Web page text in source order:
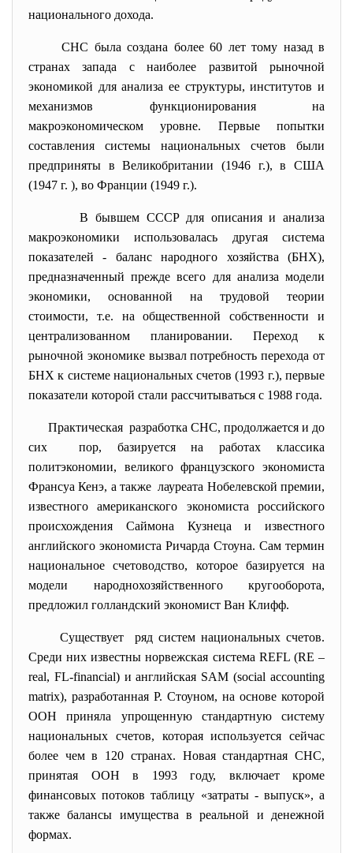
национального дохода.
СНС была создана более 60 лет тому назад в
странах запада с наиболее развитой рыночной
экономикой для анализа ее структуры, институтов и
механизмов функционирования на
макроэкономическом уровне. Первые попытки
составления системы национальных счетов были
предприняты в Великобритании (1946 г.), в США
(1947 г. ), во Франции (1949 г.).
В бывшем СССР для описания и анализа
макроэкономики использовалась другая система
показателей - баланс народного хозяйства (БНХ),
предназначенный прежде всего для анализа модели
экономики, основанной на трудовой теории
стоимости, т.е. на общественной собственности и
централизованном планировании. Переход к
рыночной экономике вызвал потребность перехода от
БНХ к системе национальных счетов (1993 г.), первые
показатели которой стали рассчитываться с 1988 года.
Практическая разработка СНС, продолжается и до
сих пор, базируется на работах классика
политэкономии, великого французского экономиста
Франсуа Кенэ, а также лауреата Нобелевской премии,
известного американского экономиста российского
происхождения Саймона Кузнеца и известного
английского экономиста Ричарда Стоуна. Сам термин
национальное счетоводство, которое базируется на
модели народнохозяйственного кругооборота,
предложил голландский экономист Ван Клифф.
Существует ряд систем национальных счетов.
Среди них известны норвежская система REFL (RE –
real, FL-financial) и английская SAM (social accounting
matrix), разработанная Р. Стоуном, на основе которой
ООН приняла упрощенную стандартную систему
национальных счетов, которая используется сейчас
более чем в 120 странах. Новая стандартная СНС,
принятая ООН в 1993 году, включает кроме
финансовых потоков таблицу «затраты - выпуск», а
также балансы имущества в реальной и денежной
формах.